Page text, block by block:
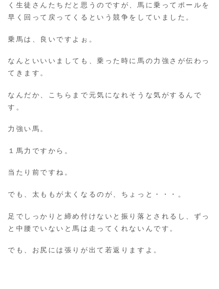
く生徒さんたちだと思うのですが、馬に乗ってポールを
早く回って戻ってくるという競争をしていました。
乗馬は、良いですよぉ。
なんといいいましても、乗った時に馬の力強さが伝わっ
てきます。
なんだか、こちらまで元気になれそうな気がするんで
す。
力強い馬。
１馬力ですから。
当たり前ですね。
でも、太ももが太くなるのが、ちょっと・・・。
足でしっかりと締め付けないと振り落とされるし、ずっ
と中腰でいないと馬は走ってくれないんです。
でも、お尻には張りが出て若返りますよ。